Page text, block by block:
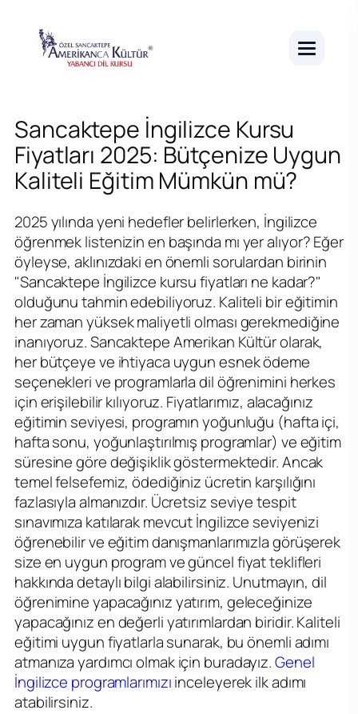
Sancaktepe İngilizce Kursu
Fiyatları 2025: Bütçenize Uygun
Kaliteli Eğitim Mümkün mü?
2025 yılında yeni hedefler belirlerken, İngilizce
öğrenmek listenizin en başında mı yer alıyor? Eğer
öyleyse, aklınızdaki en önemli sorulardan birinin
"Sancaktepe İngilizce kursu fiyatları ne kadar?"
olduğunu tahmin edebiliyoruz. Kaliteli bir eğitimin
her zaman yüksek maliyetli olması gerekmediğine
inanıyoruz. Sancaktepe Amerikan Kültür olarak,
her bütçeye ve ihtiyaca uygun esnek ödeme
seçenekleri ve programlarla dil öğrenimini herkes
için erişilebilir kılıyoruz. Fiyatlarımız, alacağınız
eğitimin seviyesi, programın yoğunluğu (hafta içi,
hafta sonu, yoğunlaştırılmış programlar) ve eğitim
süresine göre değişiklik göstermektedir. Ancak
temel felsefemiz, ödediğiniz ücretin karşılığını
fazlasıyla almanızdır. Ücretsiz seviye tespit
sınavımıza katılarak mevcut İngilizce seviyenizi
öğrenebilir ve eğitim danışmanlarımızla görüşerek
size en uygun program ve güncel fiyat teklifleri
hakkında detaylı bilgi alabilirsiniz. Unutmayın, dil
öğrenimine yapacağınız yatırım, geleceğinize
yapacağınız en değerli yatırımlardan biridir. Kaliteli
eğitimi uygun fiyatlarla sunarak, bu önemli adımı
atmanıza yardımcı olmak için buradayız.Genel
İngilizce programlarımızıinceleyerek ilk adımı
atabilirsiniz.